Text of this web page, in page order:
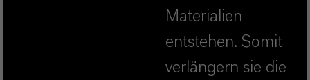
Materialien
entstehen. Somit
verlängern sie die